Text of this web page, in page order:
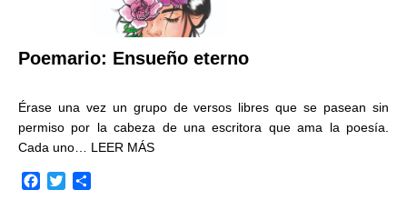
Poemario: Ensueño eterno
Érase una vez un grupo de versos libres que se pasean sin
permiso por la cabeza de una escritora que ama la poesía.
Cada uno… LEER MÁS